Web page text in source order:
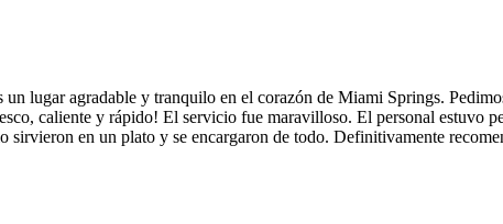
lugar agradable y tranquilo en el corazón de Miami Springs.
caliente y rápido! El servicio fue maravilloso. El personal estuvo
en un plato y se encargaron de todo. Definitivamente